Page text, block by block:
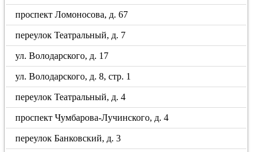
проспект Ломоносова, д. 67
переулок Театральный, д. 7
ул. Володарского, д. 17
ул. Володарского, д. 8, стр. 1
переулок Театральный, д. 4
проспект Чумбарова-Лучинского, д. 4
переулок Банковский, д. 3